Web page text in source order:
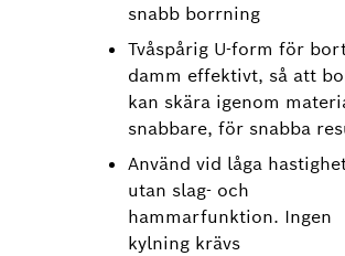
snabb borrning
Tvåspårig U-form för
damm effektivt, så att
kan skära igenom
snabbare, för snabba
Använd vid låga
utan slag- och
hammarfunktion. Ingen
kylning krävs